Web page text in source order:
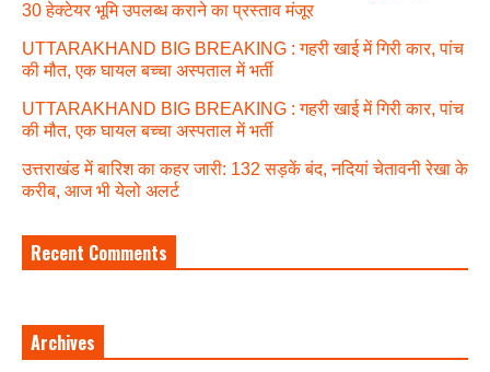
30 हेक्टेयर भूमि उपलब्ध कराने का प्रस्ताव मंजूर
UTTARAKHAND BIG BREAKING : गहरी खाई में गिरी कार, पांच
की मौत, एक घायल बच्चा अस्पताल में भर्ती
UTTARAKHAND BIG BREAKING : गहरी खाई में गिरी कार, पांच
की मौत, एक घायल बच्चा अस्पताल में भर्ती
उत्तराखंड में बारिश का कहर जारी: 132 सड़कें बंद, नदियां चेतावनी रेखा के
करीब, आज भी येलो अलर्ट
Recent Comments
Archives